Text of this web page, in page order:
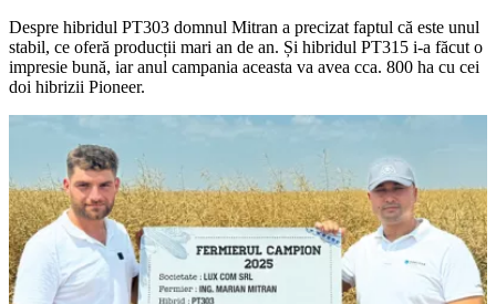
Despre hibridul PT303 domnul Mitran a precizat faptul că este unul
stabil, ce oferă producții mari an de an. Și hibridul PT315 i-a făcut o
impresie bună, iar anul campania aceasta va avea cca. 800 ha cu cei
doi hibrizii Pioneer.